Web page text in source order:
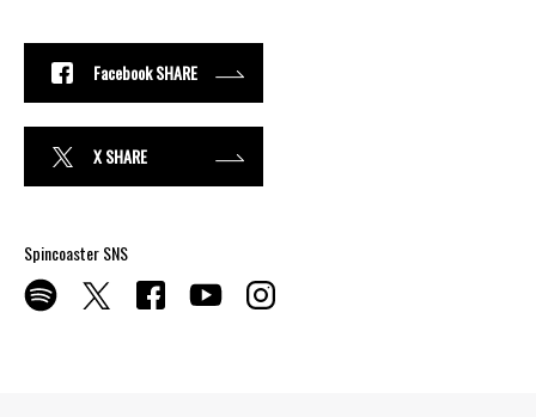
Facebook SHARE
X SHARE
Spincoaster SNS